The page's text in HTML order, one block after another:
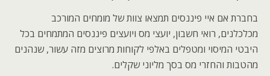
בחברת אם איי פיננסים תמצאו צוות של מומחים המורכב
מכלכלנים, רואי חשבון, יועצי מס ויועצים פיננסים המתמחים בכל
היבטי המיסוי ומטפלים באלפי לקוחות מרוצים מזה עשור, שנהנים
מהטבות והחזרי מס בסך מליוני שקלים.